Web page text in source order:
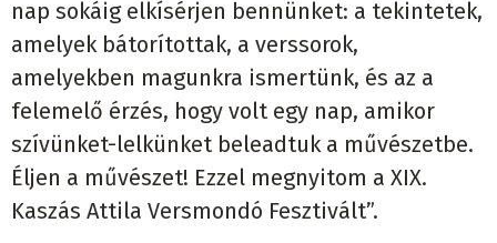
nap sokáig elkísérjen bennünket: a tekintetek,
amelyek bátorítottak, a verssorok,
amelyekben magunkra ismertünk, és az a
felemelő érzés, hogy volt egy nap, amikor
szívünket-lelkünket beleadtuk a művészetbe.
Éljen a művészet! Ezzel megnyitom a XIX.
Kaszás Attila Versmondó Fesztivált”.